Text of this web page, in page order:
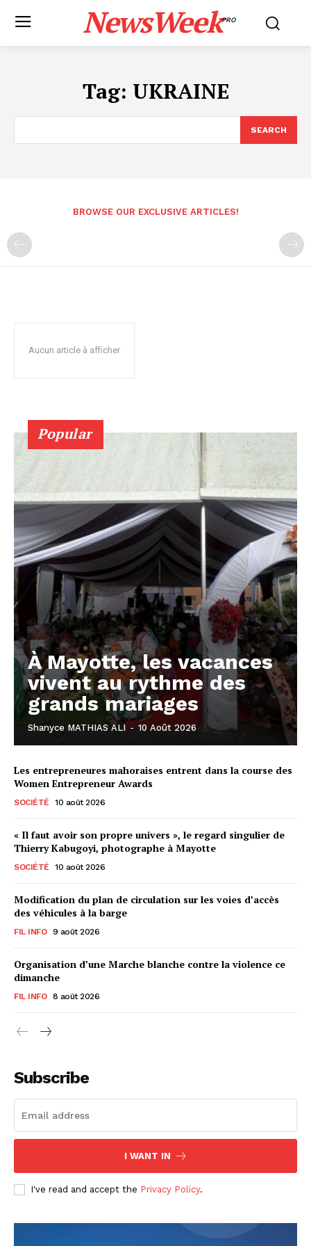
NewsWeekPRO
Tag: UKRAINE
SEARCH
BROWSE OUR EXCLUSIVE ARTICLES!
Aucun article à afficher
Popular
À Mayotte, les vacances
vivent au rythme des
grands mariages
Shanyce MATHIAS ALI - 10 Août 2026
Les entrepreneures mahoraises entrent dans la course des
Women Entrepreneur Awards
SOCIÉTÉ 10 août 2026
« Il faut avoir son propre univers », le regard singulier de
Thierry Kabugoyi, photographe à Mayotte
SOCIÉTÉ 10 août 2026
Modification du plan de circulation sur les voies d’accès
des véhicules à la barge
FIL INFO 9 août 2026
Organisation d’une Marche blanche contre la violence ce
dimanche
FIL INFO 8 août 2026
Subscribe
I WANT IN
I've read and accept the Privacy Policy.